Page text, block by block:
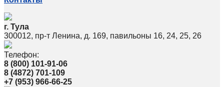
г. Тула
300012, пр-т Ленина, д. 169, павильоны 16, 24, 25, 26
Телефон:
8 (800) 101-91-06
8 (4872) 701-109
+7 (953) 966-66-25